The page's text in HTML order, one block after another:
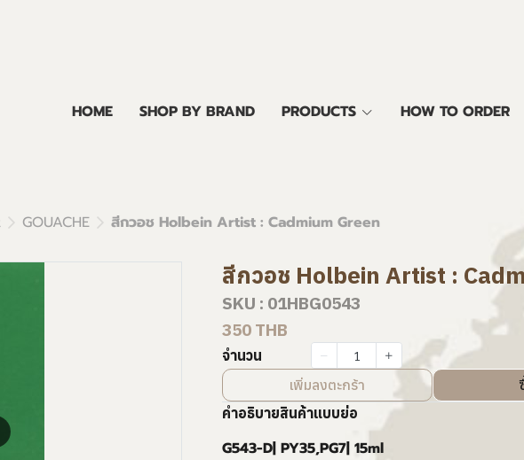
HOME SHOP BY BRAND PRODUCTS HOW TO ORDER
GOUACHE สีกวอช Holbein Artist : Cadmium Green
สีกวอช Holbein Artist :
SKU : 01HBG0543
350 THB
จำนวน
เพิ่มลงตะกร้า
คำอธิบายสินค้าแบบย่อ
G543-D| PY35,PG7| 15ml